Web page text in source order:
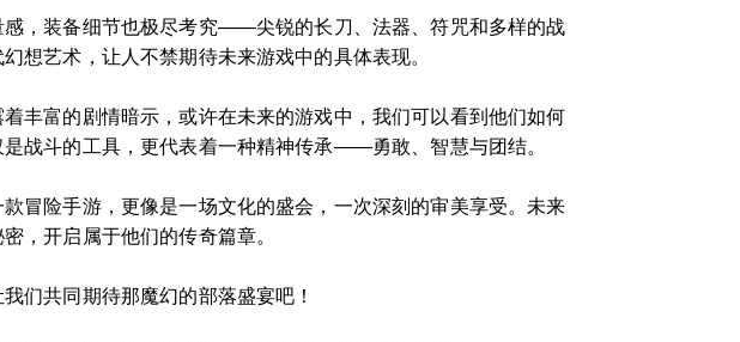
，装备细节也极尽考究——尖锐的长刀、法器、符咒和多样的战
想艺术，让人不禁期待未来游戏中的具体表现。
丰富的剧情暗示，或许在未来的游戏中，我们可以看到他们如何
战斗的工具，更代表着一种精神传承——勇敢、智慧与团结。
冒险手游，更像是一场文化的盛会，一次深刻的审美享受。未来
，开启属于他们的传奇篇章。
们共同期待那魔幻的部落盛宴吧！